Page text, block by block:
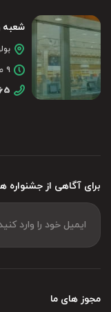
برای آگاهی از
شعبه
۹ صبح الی ۱۱ شب
مجوز های ما